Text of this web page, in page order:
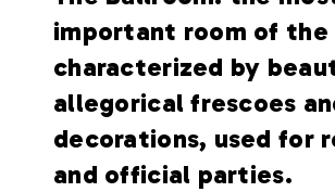
important room of the
characterized by
allegorical frescoes
decorations, used for
and official parties.